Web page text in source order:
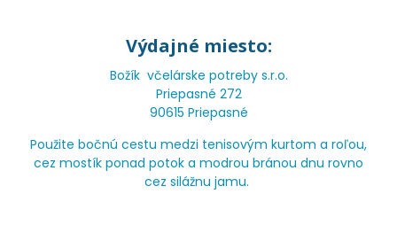
Výdajné miesto:
Božík včelárske potreby s.r.o.
Priepasné 272
90615 Priepasné
Použite bočnú cestu medzi tenisovým kurtom a roľou,
cez mostík ponad potok a modrou bránou dnu rovno
cez silážnu jamu.